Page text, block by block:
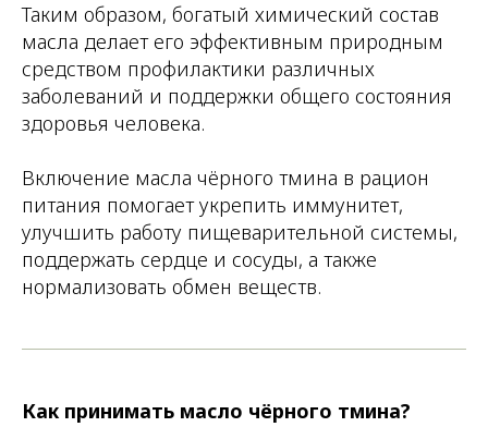
Таким образом, богатый химический состав
масла делает его эффективным природным
средством профилактики различных
заболеваний и поддержки общего состояния
здоровья человека.
Включение масла чёрного тмина в рацион
питания помогает укрепить иммунитет,
улучшить работу пищеварительной системы,
поддержать сердце и сосуды, а также
нормализовать обмен веществ.
Как принимать масло чёрного тмина?